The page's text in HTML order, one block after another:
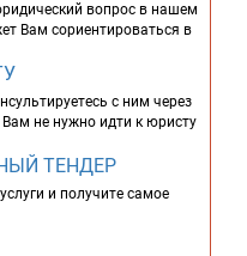
вопрос в нашем
Вам сориентироваться в
с ним через
Вам не нужно идти к юристу
ТЕНДЕР
и получите самое